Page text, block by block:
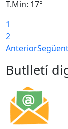
T.Min: 17°
1
2
Anterior
Butlletí